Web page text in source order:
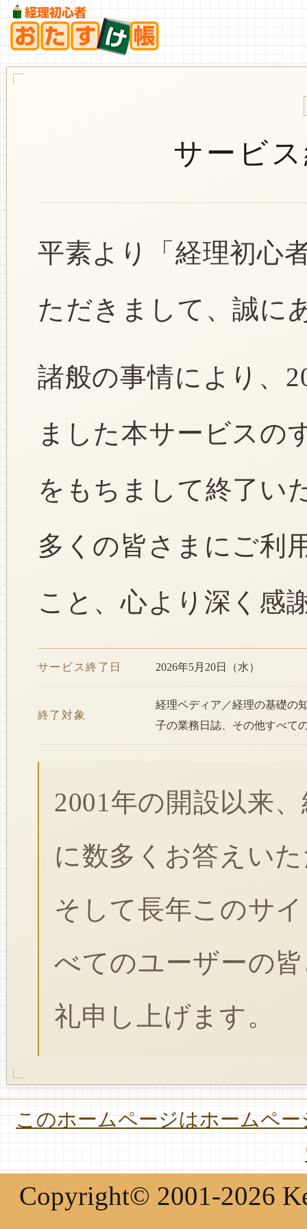
サービ
平素より「経理初心
ただきまして、誠に
諸般の事情により、
ました本サービスの
をもちまして終了い
多くの皆さまにご利
こと、心より深く感
サービス終了日 2026年5月20日（水）
終了対象
経理ペディア／経理の基礎の
子の業務日誌、その他すべて
2001年の開設以来
に数多くお答えい
そして長年このサ
べてのユーザーの
礼申し上げます。
このホームページはホームペ
Copyright© 2001-2026